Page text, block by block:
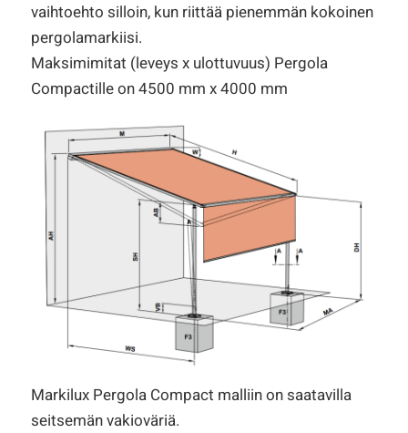
vaihtoehto silloin, kun riittää pienemmän kokoinen
pergolamarkiisi.
Maksimimitat (leveys x ulottuvuus) Pergola
Compactille on 4500 mm x 4000 mm
Markilux Pergola Compact malliin on saatavilla
seitsemän vakioväriä.